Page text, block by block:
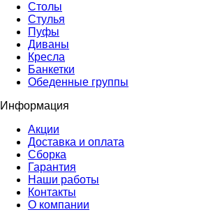
Столы
Стулья
Пуфы
Диваны
Кресла
Банкетки
Обеденные группы
Информация
Акции
Доставка и оплата
Сборка
Гарантия
Наши работы
Контакты
О компании